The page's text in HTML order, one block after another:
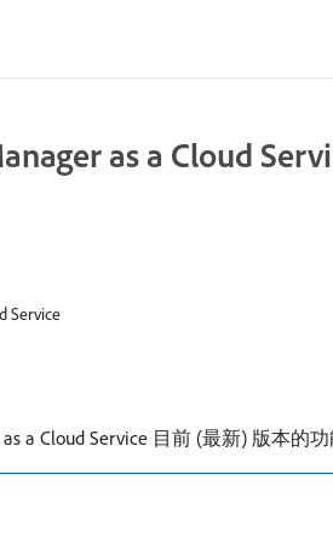
as a Cloud
Service
a Cloud Service 目前 (最新) 版本的功